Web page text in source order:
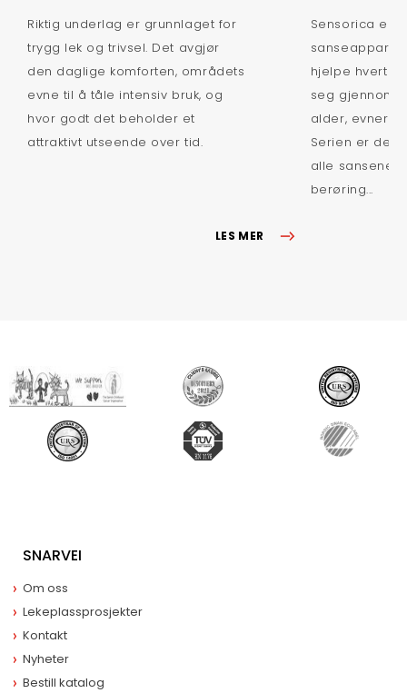
Riktig underlag er grunnlaget for
trygg lek og trivsel. Det avgjør
den daglige komforten, områdets
evne til å tåle intensiv bruk, og
hvor godt det beholder et
attraktivt utseende over tid.
LES MER
Sensorica er
hjelpe hvert
seg gjennom
alder, evner
Serien er
alle sansene:
berøring...
SNARVEI
Om oss
Lekeplassprosjekter
Kontakt
Nyheter
Bestill katalog